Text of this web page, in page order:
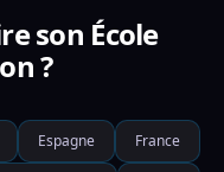
son École
?
Espagne France